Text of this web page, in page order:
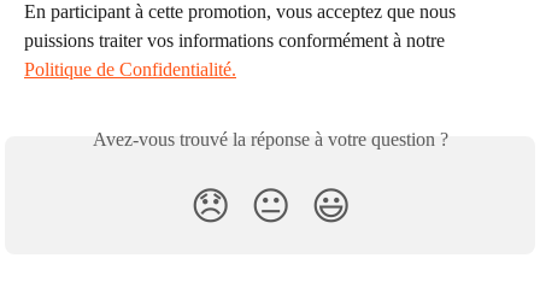
En participant à cette promotion, vous acceptez que nous
puissions traiter vos informations conformément à notre
Politique de Confidentialité.
Avez-vous trouvé la réponse à votre question ?
😞 😐 😃